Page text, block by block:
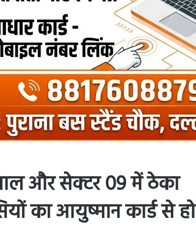
और सेक्टर 09 में ठेका
का आयुष्मान कार्ड से हो